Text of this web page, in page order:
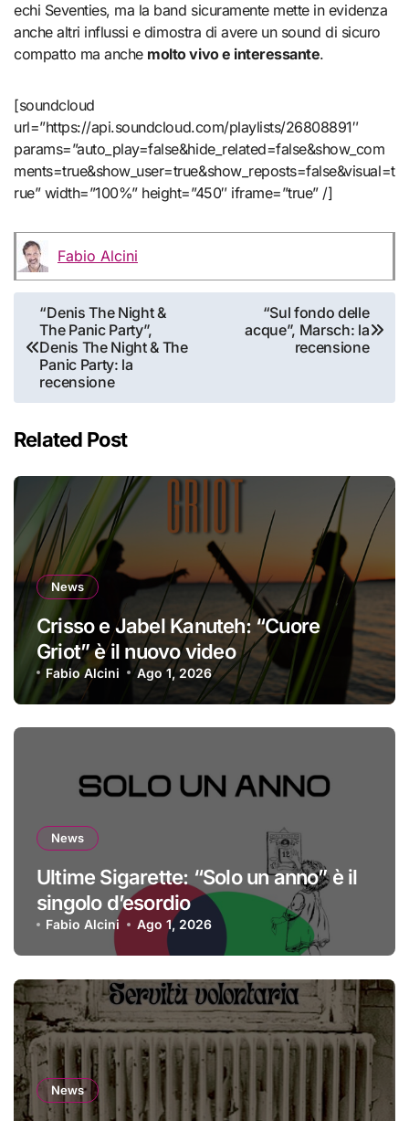
echi Seventies, ma la band sicuramente mette in evidenza
anche altri influssi e dimostra di avere un sound di sicuro
compatto ma anche molto vivo e interessante.
[soundcloud
url=”https://api.soundcloud.com/playlists/26808891″
params=”auto_play=false&hide_related=false&show_com
ments=true&show_user=true&show_reposts=false&visual=t
rue” width=”100%” height=”450″ iframe=”true” /]
Fabio Alcini
Navigazione
articoli
“Denis The Night &
The Panic Party”,
Denis The Night & The
Panic Party: la
recensione
“Sul fondo delle
acque”, Marsch: la
recensione
Related Post
News
Crisso e Jabel Kanuteh: “Cuore
Griot” è il nuovo video
Fabio Alcini Ago 1, 2026
News
Ultime Sigarette: “Solo un anno” è il
singolo d’esordio
Fabio Alcini Ago 1, 2026
News